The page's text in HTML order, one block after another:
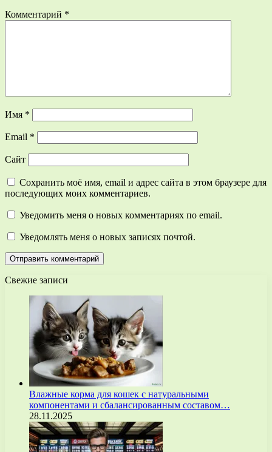
Комментарий *
Имя *
Email *
Сайт
Сохранить моё имя, email и адрес сайта в этом браузере для
последующих моих комментариев.
Уведомить меня о новых комментариях по email.
Уведомлять меня о новых записях почтой.
Свежие записи
Влажные корма для кошек с натуральными
компонентами и сбалансированным составом…
28.11.2025